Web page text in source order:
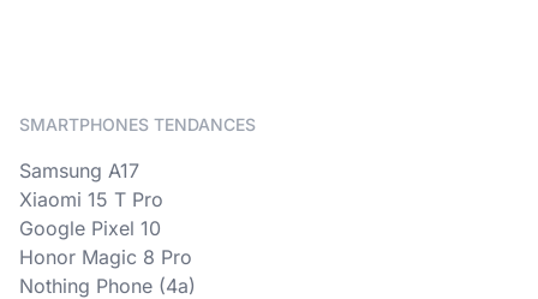
SMARTPHONES TENDANCES
Samsung A17
Xiaomi 15 T Pro
Google Pixel 10
Honor Magic 8 Pro
Nothing Phone (4a)